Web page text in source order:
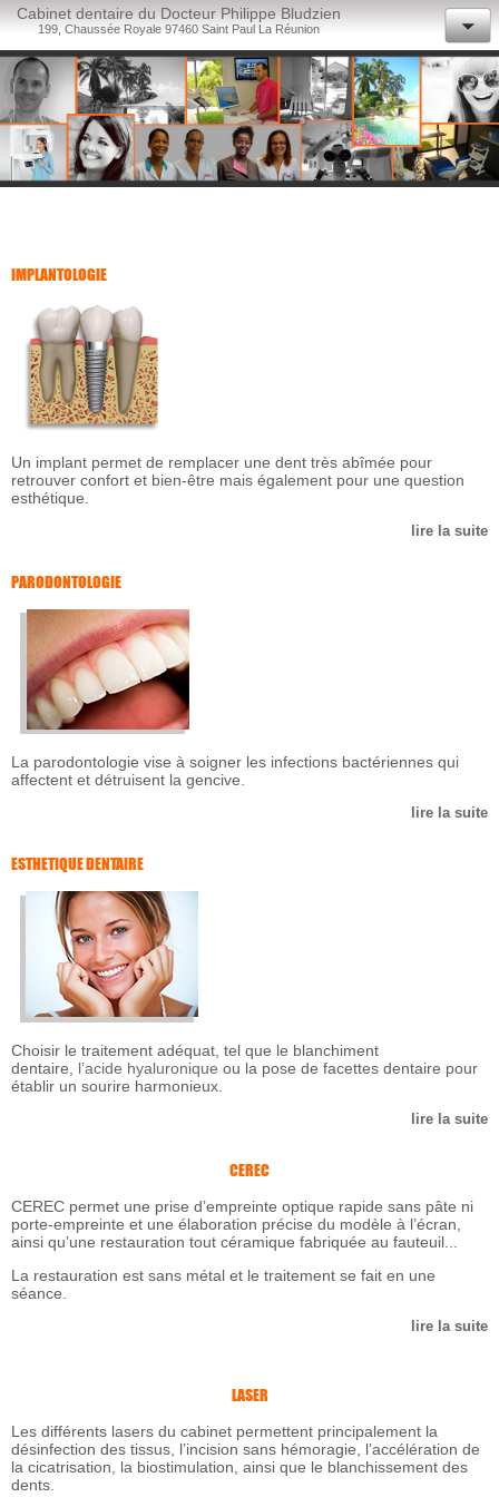
Cabinet dentaire du Docteur Philippe Bludzien
199, Chaussée Royale 97460 Saint Paul La Réunion
ACCES / CONTACT
IMPLANTOLOGIE
Un implant permet de remplacer une dent très abîmée pour
retrouver confort et bien-être mais également pour une question
esthétique.
lire la suite
PARODONTOLOGIE
La parodontologie vise à soigner les infections bactériennes qui
affectent et détruisent la gencive.
lire la suite
ESTHETIQUE DENTAIRE
Choisir le traitement adéquat, tel que le blanchiment
dentaire, l’acide hyaluronique ou la pose de facettes dentaire pour
établir un sourire harmonieux.
lire la suite
CEREC
CEREC permet une prise d’empreinte optique rapide sans pâte ni
porte-empreinte et une élaboration précise du modèle à l’écran,
ainsi qu’une restauration tout céramique fabriquée au fauteuil...
La restauration est sans métal et le traitement se fait en une
séance.
lire la suite
LASER
Les différents lasers du cabinet permettent principalement la
désinfection des tissus, l’incision sans hémoragie, l’accélération de
la cicatrisation, la biostimulation, ainsi que le blanchissement des
dents.